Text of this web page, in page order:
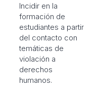
Incidir en la
formación de
estudiantes a partir
del contacto con
temáticas de
violación a
derechos
humanos.